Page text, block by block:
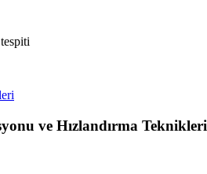
ve Hızlandırma Teknikleri